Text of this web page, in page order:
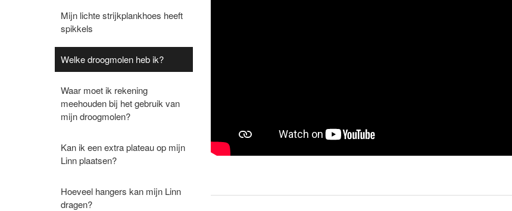
Mijn lichte strijkplankhoes heeft
spikkels
Welke droogmolen heb ik?
Waar moet ik rekening
meehouden bij het gebruik van
mijn droogmolen?
Kan ik een extra plateau op mijn
Linn plaatsen?
Hoeveel hangers kan mijn Linn
dragen?